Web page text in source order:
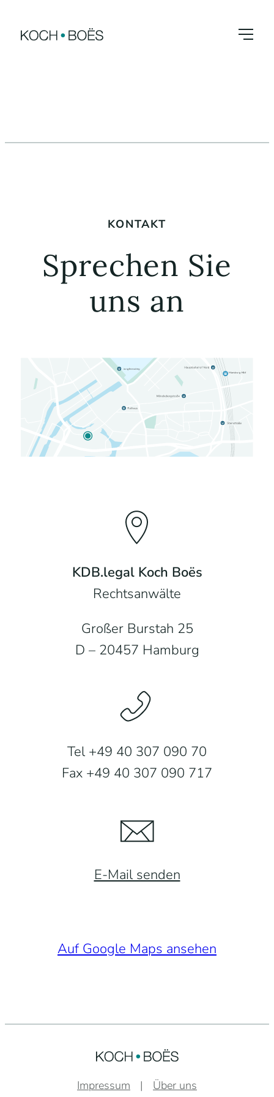
Inhalt
KONTAKT
Sprechen Sie
uns an
KDB.legal Koch Boës
Rechtsanwälte
Großer Burstah 25
D – 20457 Hamburg
Tel +49 40 307 090 70
Fax +49 40 307 090 717
E-Mail senden
Auf Google Maps ansehen
Impressum Über uns